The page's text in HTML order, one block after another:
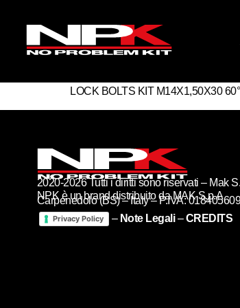
LOCK BOLTS KIT M14X1,50X30
NPK è un brand distribuito da MAK S.p.A
2020-2026 Tutti i diritti sono riservati – Mak
Carpenedolo (BS) – Italy – P.IVA:
Privacy Policy – Note Legali–CREDITS